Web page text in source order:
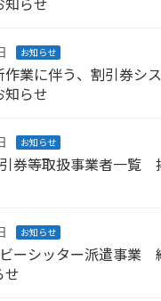
らせ
お知らせ
作業に伴う、割引券シ
知らせ
お知らせ
券等取扱事業者一覧
お知らせ
ーシッター派遣事業
せ